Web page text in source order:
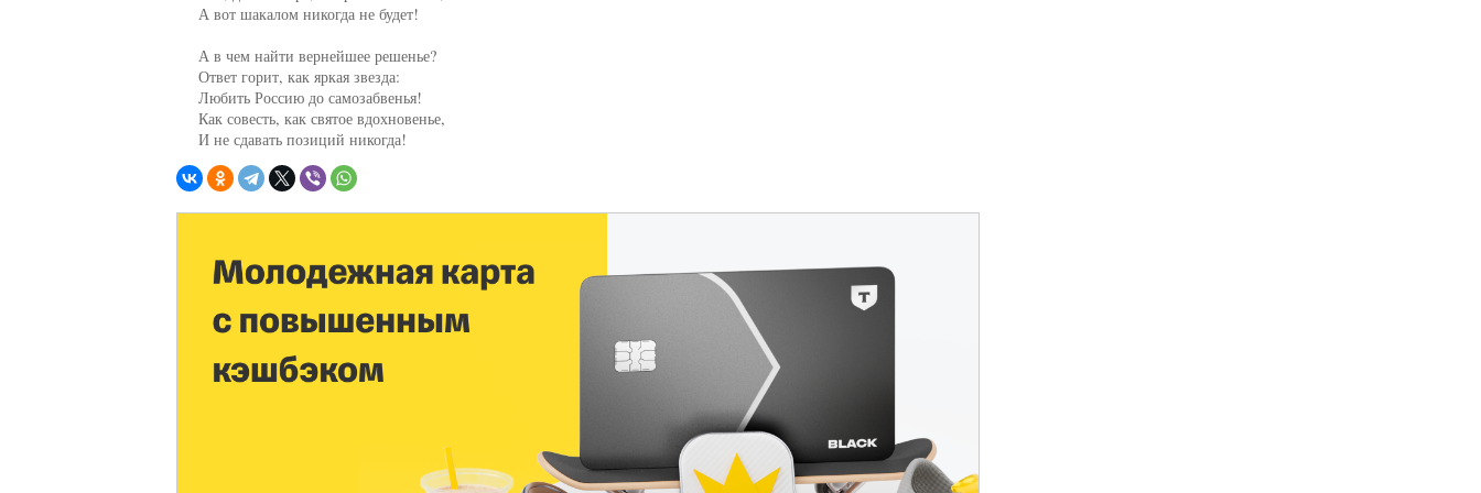
     А вот шакалом никогда не будет!
     А в чем найти вернейшее решенье?
     Ответ горит, как яркая звезда:
     Любить Россию до самозабвенья!
     Как совесть, как святое вдохновенье,
     И не сдавать позиций никогда!